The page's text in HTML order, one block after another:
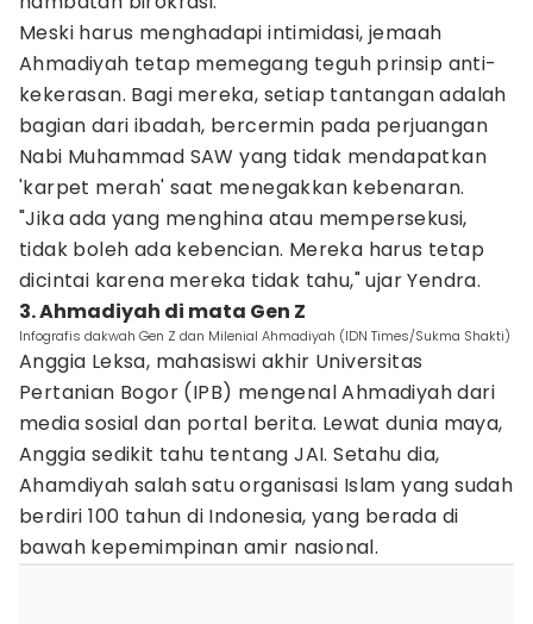
Meski harus menghadapi intimidasi, jemaah
Ahmadiyah tetap memegang teguh prinsip anti-
kekerasan. Bagi mereka, setiap tantangan adalah
bagian dari ibadah, bercermin pada perjuangan
Nabi Muhammad SAW yang tidak mendapatkan
'karpet merah' saat menegakkan kebenaran.
"Jika ada yang menghina atau mempersekusi,
tidak boleh ada kebencian. Mereka harus tetap
dicintai karena mereka tidak tahu," ujar Yendra.
3. Ahmadiyah di mata Gen Z
Infografis dakwah Gen Z dan Milenial Ahmadiyah (IDN Times/Sukma Shakti)
Anggia Leksa, mahasiswi akhir Universitas
Pertanian Bogor (IPB) mengenal Ahmadiyah dari
media sosial dan portal berita. Lewat dunia maya,
Anggia sedikit tahu tentang JAI. Setahu dia,
Ahamdiyah salah satu organisasi Islam yang sudah
berdiri 100 tahun di Indonesia, yang berada di
bawah kepemimpinan amir nasional.